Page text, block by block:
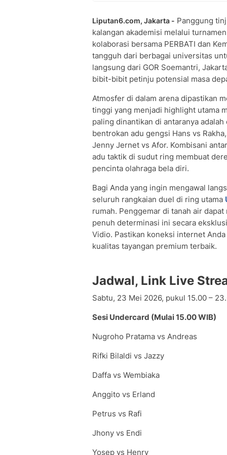
Liputan6.com, Jakarta - Panggung
kalangan akademisi melalui
kolaborasi bersama PERBATI dan
tangguh dari berbagai universitas
langsung dari GOR Soemantri,
bibit-bibit petinju potensial masa
Atmosfer di dalam arena dipastikan
tinggi yang menjadi highlight utama
paling dinantikan di antaranya
bentrokan adu gengsi Hans vs
Jenny Jernet vs Afor. Kombisani
adu taktik di sudut ring membuat
pencinta olahraga bela diri.
Bagi Anda yang ingin mengawal
seluruh rangkaian duel di ring utama
rumah. Penggemar di tanah air
penuh determinasi ini secara
Vidio. Pastikan koneksi internet
kualitas tayangan premium terbaik.
Jadwal, Link Live
Sabtu, 23 Mei 2026, pukul 15.00 –
Sesi Undercard (Mulai 15.00 WIB)
Nugroho Pratama vs Andreas
Rifki Bilaldi vs Jazzy
Daffa vs Wembiaka
Anggito vs Erland
Petrus vs Rafi
Jhony vs Endi
Yosep vs Henry